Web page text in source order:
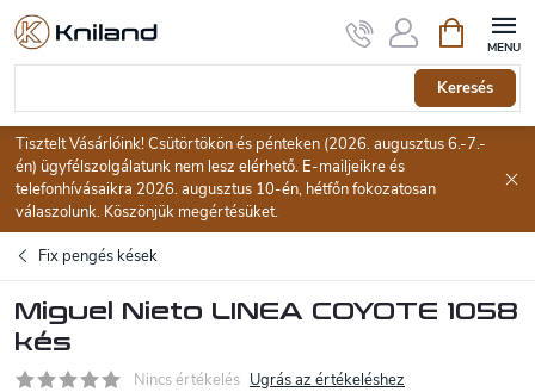
Ugrás
tartalomhoz
Keresés
Tisztelt Vásárlóink! Csütörtökön és pénteken (2026. augusztus 6.-7.-
én) ügyfélszolgálatunk nem lesz elérhető. E-mailjeikre és
telefonhívásaikra 2026. augusztus 10-én, hétfőn fokozatosan
válaszolunk. Köszönjük megértésüket.
Fix pengés kések
Miguel Nieto LINEA COYOTE 1058
kés
Nincs értékelés Ugrás az értékeléshez